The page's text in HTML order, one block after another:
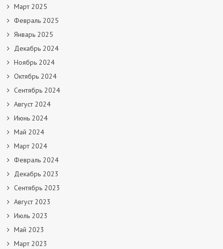
Март 2025
Февраль 2025
Январь 2025
Декабрь 2024
Ноябрь 2024
Октябрь 2024
Сентябрь 2024
Август 2024
Июнь 2024
Май 2024
Март 2024
Февраль 2024
Декабрь 2023
Сентябрь 2023
Август 2023
Июль 2023
Май 2023
Март 2023